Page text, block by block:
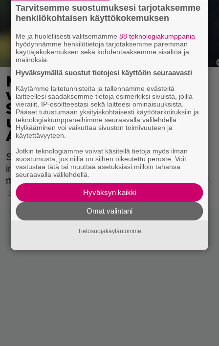
Miksi maito aiheuttaa
vatsaoireita vain
Suomessa, mutta ei
ulkomailla reissatessa?
Asiantuntija vastaa
Suurin osa maapallon väestöstä on laktoosi-
intolerantikkoja, mutta miksi Suomi on harvoja
maita, joissa myydään laktoosittomia tuotteita?
21.6.2024 10:15
Tarvitsemme suostumuksesi tarjotaksemme
henkilökohtaisen käyttökokemuksen
Me ja huolellisesti valitsemamme88 teknologiakumppania
hyödynnämme henkilötietoja tarjotaksemme paremman
käyttäjäkokemuksen sekä kohdentaaksemme sisältöä ja
mainoksia.
Hyväksymällä suostut tietojesi käyttöön seuraavasti
Käytämme laitetunnisteita ja tallennamme evästeitä
laitteellesi saadaksemme tietoja esimerkiksi sivuista, joilla
vierailit, IP-osoitteestasi sekä laitteesi ominaisuuksista.
Pääset tutustumaan yksityiskohtaisesti käyttötarkoituksiin ja
teknologiakumppaneihimme seuraavalla välilehdellä.
Hylkääminen voi vaikuttaa sivuston toimivuuteen ja
käytettävyyteen.
Jotkin teknologiamme voivat käsitellä tietoja myös ilman
suostumusta, jos niillä on siihen oikeutettu peruste. Voit
vastustaa tätä tai muuttaa asetuksiasi milloin tahansa
seuraavalla välilehdellä.
Hyväksyn kaikki
Omat valintani
Tietosuojakäytäntömme